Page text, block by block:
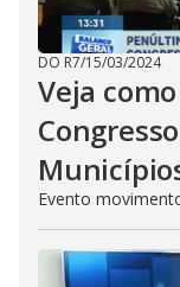
DO R7/15/03/2024
Veja
Evento